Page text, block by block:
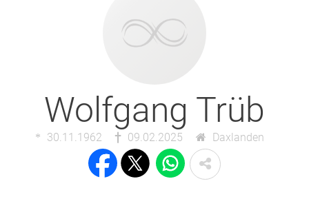
Wolfgang Trüb
30.11.1962 09.02.2025 Daxlanden